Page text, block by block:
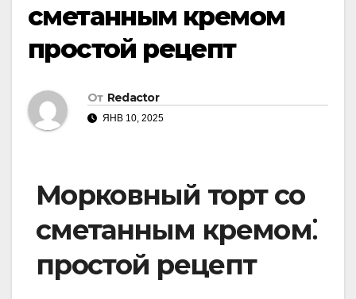
сметанным кремом
простой рецепт
От Redactor
ЯНВ 10, 2025
Морковный торт со
сметанным кремом⁚
простой рецепт